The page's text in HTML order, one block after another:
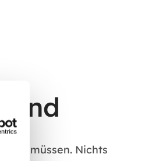
müssen. Nichts